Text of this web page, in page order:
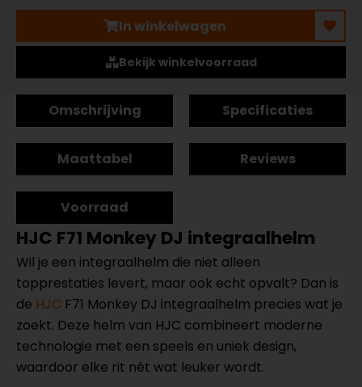
In winkelwagen
Bekijk winkelvoorraad
Omschrijving Specificaties
Maattabel Reviews
Voorraad
HJC F71 Monkey DJ integraalhelm
Wil je een integraalhelm die niet alleen
topprestaties levert, maar ook echt opvalt? Dan is
de HJC F71 Monkey DJ integraalhelm precies wat je
zoekt. Deze helm van HJC combineert moderne
technologie met een speels en uniek design,
waardoor elke rit nét wat leuker wordt.